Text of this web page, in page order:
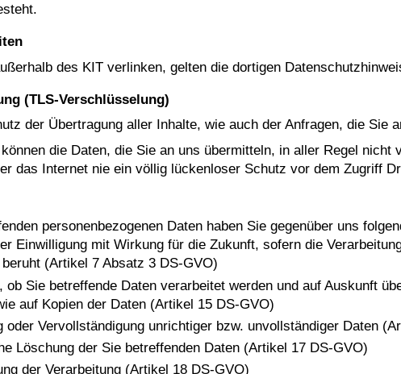
des KIT verlinken, gelten die dortigen
(TLS-Verschlüsselung)
der Übertragung aller Inhalte, wie auch der Anfragen, die Sie
die Daten, die Sie an uns übermitteln, in aller Regel
das Internet nie ein völlig lückenloser Schutz vor dem Zugriff
personenbezogenen Daten haben Sie gegenüber uns
Einwilligung mit Wirkung für die Zukunft, sofern die
(Artikel 7 Absatz 3 DS-GVO)
ob Sie betreffende Daten verarbeitet werden und auf Auskunft
auf Kopien der Daten (Artikel 15 DS-GVO)
oder Vervollständigung unrichtiger bzw. unvollständiger Daten
Löschung der Sie betreffenden Daten (Artikel 17 DS-GVO)
der Verarbeitung (Artikel 18 DS-GVO)